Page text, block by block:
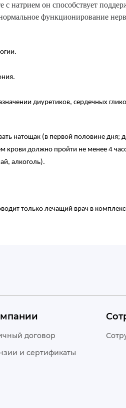
натрием он способствует
функционирование
диуретиков, сердечных
натощак (в первой половине
должно пройти не менее 4
алкоголь).
только лечащий врач в
договор
и сертификаты